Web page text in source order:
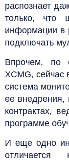
распознает
только, что
информации в
подключать
Впрочем, по
XCMG, сейчас
система
ее внедрения,
контрактах,
программе
И еще одно
отличается